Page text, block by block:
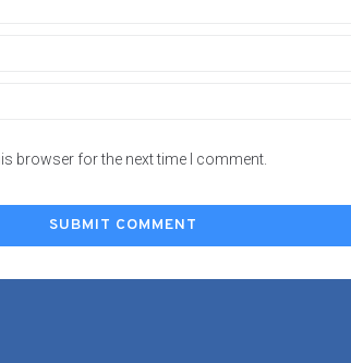
browser for the next time I comment.